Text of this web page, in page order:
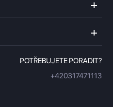
POTŘEBUJETE PORADIT?
+420317471113